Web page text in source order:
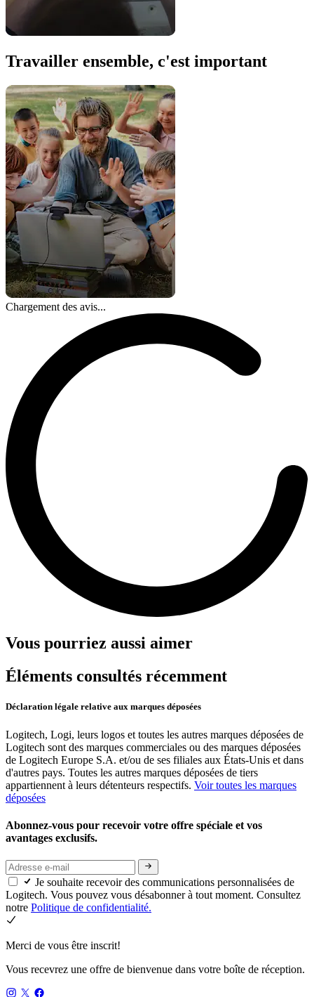
Travailler ensemble, c'est important
Chargement des avis...
Vous pourriez aussi aimer
Éléments consultés récemment
Déclaration légale relative aux marques déposées
Logitech, Logi, leurs logos et toutes les autres marques déposées de
Logitech sont des marques commerciales ou des marques déposées
de Logitech Europe S.A. et/ou de ses filiales aux États-Unis et dans
d'autres pays. Toutes les autres marques déposées de tiers
appartiennent à leurs détenteurs respectifs. Voir toutes les marques
déposées
Abonnez-vous pour recevoir votre offre spéciale et vos
avantages exclusifs.
Je souhaite recevoir des communications personnalisées de
Logitech. Vous pouvez vous désabonner à tout moment. Consultez
notre Politique de confidentialité.
Merci de vous être inscrit!
Vous recevrez une offre de bienvenue dans votre boîte de réception.